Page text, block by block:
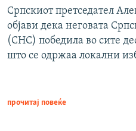
Српскиот претседател
објави дека неговата
(СНС) победила во сите
што се одржаа локални
прочитај повеќе